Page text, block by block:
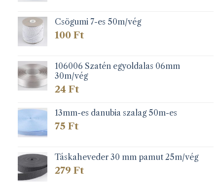
279 Ft
Csögumi 7-es 50m/vég
100 Ft
106006 Szatén egyoldalas 06mm
30m/vég
24 Ft
13mm-es danubia szalag 50m-es
75 Ft
Táskaheveder 30 mm pamut 25m/vég
279 Ft